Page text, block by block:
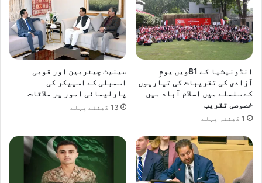
ب
ن
گ
ل
ہ
د
ی
ش
ک
و
و
ک
ٹ
و
ج
ا
ب
ا
س
م
ب
ل
ی
ر
ن
ا
ا
انڈونیشیا کے 81ویں یومِ
آزادی کی تقریبات کی تیاریوں
کے سلسلے میں اسلام آباد میں
خصوصی تقریب
1 گھنٹہ پہلے
سینیٹ چیئرمین اور قومی
اسمبلی کے اسپیکر کی
پارلیمانی امور پر ملاقات
13 گھنٹے پہلے